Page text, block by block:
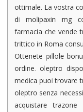
ottimale. La vostra
di molipaxin mg
farmacia che vende
trittico in Roma
Ottenete pillole
ordine. oleptro
medica puoi trovare
oleptro senza
acquistare